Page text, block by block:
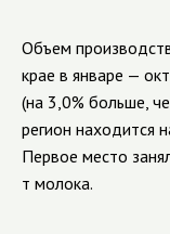
Объем
крае в январе —
(на 3,0% больше,
регион находится
Первое место
т молока.